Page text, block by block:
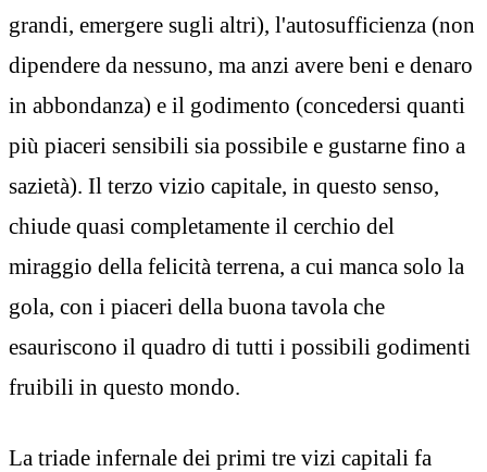
grandi, emergere sugli altri), l'autosufficienza (non
dipendere da nessuno, ma anzi avere beni e denaro
in abbondanza) e il godimento (concedersi quanti
più piaceri sensibili sia possibile e gustarne fino a
sazietà). Il terzo vizio capitale, in questo senso,
chiude quasi completamente il cerchio del
miraggio della felicità terrena, a cui manca solo la
gola, con i piaceri della buona tavola che
esauriscono il quadro di tutti i possibili godimenti
fruibili in questo mondo.
La triade infernale dei primi tre vizi capitali fa